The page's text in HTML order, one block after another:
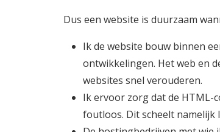
Dus een website is duurzaam
Ik de website bouw binnen
ontwikkelingen. Het web en
websites snel verouderen.
Ik ervoor zorg dat de HTML-
foutloos. Dit scheelt namelijk